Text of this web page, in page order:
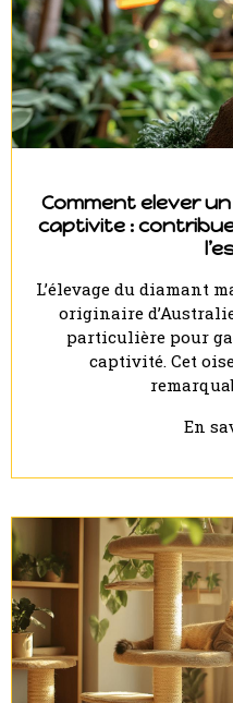
Comment elever
captivite :
L’élevage du diamant
originaire
particulière pour
captivité. Cet
En